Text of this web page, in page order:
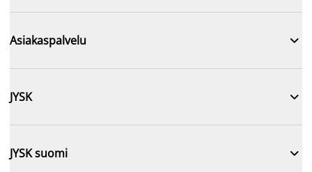
Asiakaspalvelu 
JYSK 
JYSK suomi 